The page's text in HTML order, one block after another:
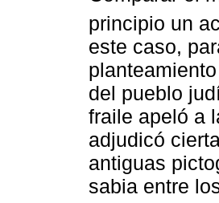
principio un
este caso,
del pueblo
fraile apeló a
adjudicó
antiguas
sabia entre